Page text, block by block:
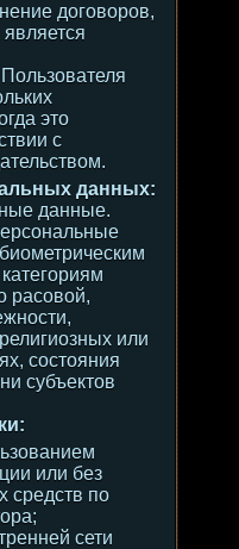
договоров,
это
с
данных:
данные.
расовой,
или
состояния
субъектов
или без
средств по
сети